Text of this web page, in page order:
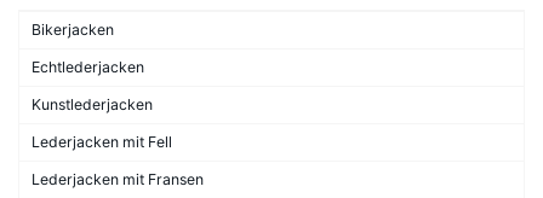
Bikerjacken
Echtlederjacken
Kunstlederjacken
Lederjacken mit Fell
Lederjacken mit Fransen